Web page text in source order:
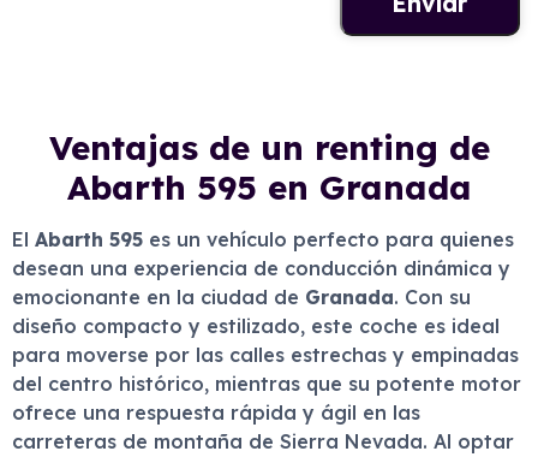
Ventajas de un renting de
Abarth 595 en Granada
El Abarth 595 es un vehículo perfecto para quienes
desean una experiencia de conducción dinámica y
emocionante en la ciudad de Granada. Con su
diseño compacto y estilizado, este coche es ideal
para moverse por las calles estrechas y empinadas
del centro histórico, mientras que su potente motor
ofrece una respuesta rápida y ágil en las
carreteras de montaña de Sierra Nevada. Al optar